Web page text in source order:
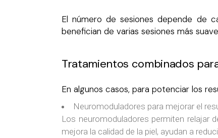
El número de sesiones depende de
benefician de varias sesiones más
Tratamientos combinados
En algunos casos, para potenciar los
Neuromoduladores para mejorar el
Los neuromoduladores permiten relajar
mejora la calidad de la piel, ayudan a